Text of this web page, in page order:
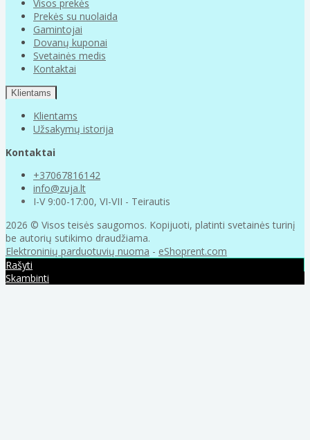
Visos prekės
Prekės su nuolaida
Gamintojai
Dovanų kuponai
Svetainės medis
Kontaktai
Klientams
Klientams
Užsakymų istorija
Kontaktai
+37067816142
info@zuja.lt
I-V 9:00-17:00, VI-VII - Teirautis
2026 © Visos teisės saugomos. Kopijuoti, platinti svetainės turinį
be autorių sutikimo draudžiama.
Elektroninių parduotuvių nuoma - eShoprent.com
Rašyti
Skambinti